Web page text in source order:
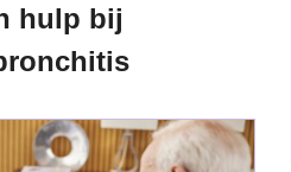
hulp bij